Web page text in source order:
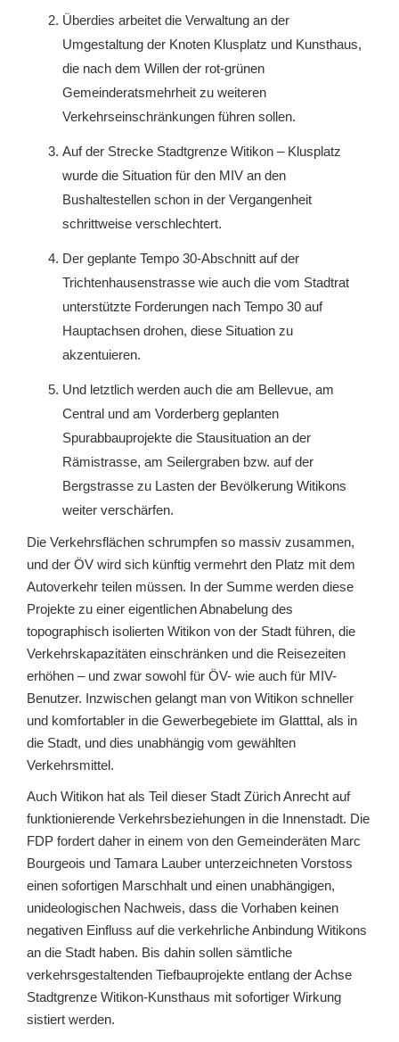
Überdies arbeitet die Verwaltung an der
Umgestaltung der Knoten Klusplatz und Kunsthaus,
die nach dem Willen der rot-grünen
Gemeinderatsmehrheit zu weiteren
Verkehrseinschränkungen führen sollen.
Auf der Strecke Stadtgrenze Witikon – Klusplatz
wurde die Situation für den MIV an den
Bushaltestellen schon in der Vergangenheit
schrittweise verschlechtert.
Der geplante Tempo 30-Abschnitt auf der
Trichtenhausenstrasse wie auch die vom Stadtrat
unterstützte Forderungen nach Tempo 30 auf
Hauptachsen drohen, diese Situation zu
akzentuieren.
Und letztlich werden auch die am Bellevue, am
Central und am Vorderberg geplanten
Spurabbauprojekte die Stausituation an der
Rämistrasse, am Seilergraben bzw. auf der
Bergstrasse zu Lasten der Bevölkerung Witikons
weiter verschärfen.
Die Verkehrsflächen schrumpfen so massiv zusammen,
und der ÖV wird sich künftig vermehrt den Platz mit dem
Autoverkehr teilen müssen. In der Summe werden diese
Projekte zu einer eigentlichen Abnabelung des
topographisch isolierten Witikon von der Stadt führen, die
Verkehrskapazitäten einschränken und die Reisezeiten
erhöhen – und zwar sowohl für ÖV- wie auch für MIV-
Benutzer. Inzwischen gelangt man von Witikon schneller
und komfortabler in die Gewerbegebiete im Glatttal, als in
die Stadt, und dies unabhängig vom gewählten
Verkehrsmittel.
Auch Witikon hat als Teil dieser Stadt Zürich Anrecht auf
funktionierende Verkehrsbeziehungen in die Innenstadt. Die
FDP fordert daher in einem von den Gemeinderäten Marc
Bourgeois und Tamara Lauber unterzeichneten Vorstoss
einen sofortigen Marschhalt und einen unabhängigen,
unideologischen Nachweis, dass die Vorhaben keinen
negativen Einfluss auf die verkehrliche Anbindung Witikons
an die Stadt haben. Bis dahin sollen sämtliche
verkehrsgestaltenden Tiefbauprojekte entlang der Achse
Stadtgrenze Witikon-Kunsthaus mit sofortiger Wirkung
sistiert werden.